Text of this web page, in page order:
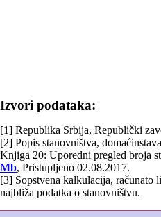
Izvori podataka:
[1] Republika Srbija, Republički
[2] Popis stanovništva,
Knjiga 20: Uporedni pregled broja
Mb, Pristupljeno 02.08.2017.
[3] Sopstvena kalkulacija, računato
najbliža podatka o stanovništvu.